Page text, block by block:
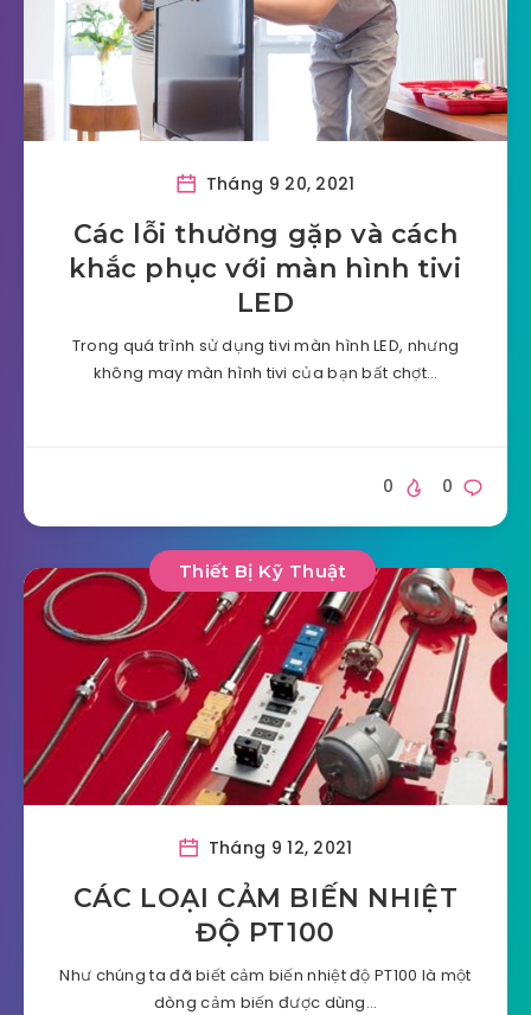
Tháng 9 20, 2021
Các lỗi thường gặp và cách
khắc phục với màn hình tivi
LED
Trong quá trình sử dụng tivi màn hình LED, nhưng
không may màn hình tivi của bạn bất chợt…
0
0
Thiết Bị Kỹ Thuật
Tháng 9 12, 2021
CÁC LOẠI CẢM BIẾN NHIỆT
ĐỘ PT100
Như chúng ta đã biết cảm biến nhiệt độ PT100 là một
dòng cảm biến được dùng…